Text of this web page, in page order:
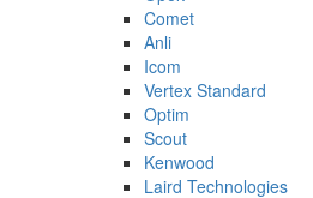
Comet
Anli
Icom
Vertex Standard
Optim
Scout
Kenwood
Laird Technologies